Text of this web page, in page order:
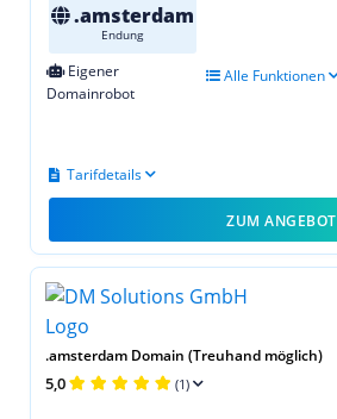
.amsterdam
Endung
Eigener
Domainrobot
Alle Funktionen
Tarifdetails
ZUM ANGEBOT
.amsterdam Domain (Treuhand möglich)
5,0 (1)